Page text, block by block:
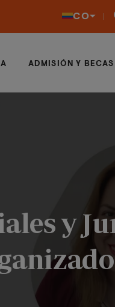
CO
ADMISIÓN Y BECAS
y